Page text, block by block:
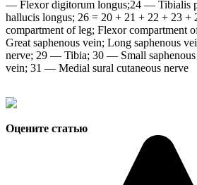
— Flexor digitorum longus;24 — Tibialis
hallucis longus; 26 = 20 + 21 + 22 + 23
compartment of leg; Flexor compartment
Great saphenous vein; Long saphenous
nerve; 29 — Tibia; 30 — Small saphenous
vein; 31 — Medial sural cutaneous nerve
Оцените статью